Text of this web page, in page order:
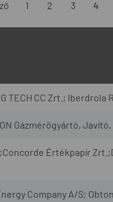
1 2 3 4
TECH CC Zrt.;
Gázmérőgyártó,
Értékpapír
Company A/S;